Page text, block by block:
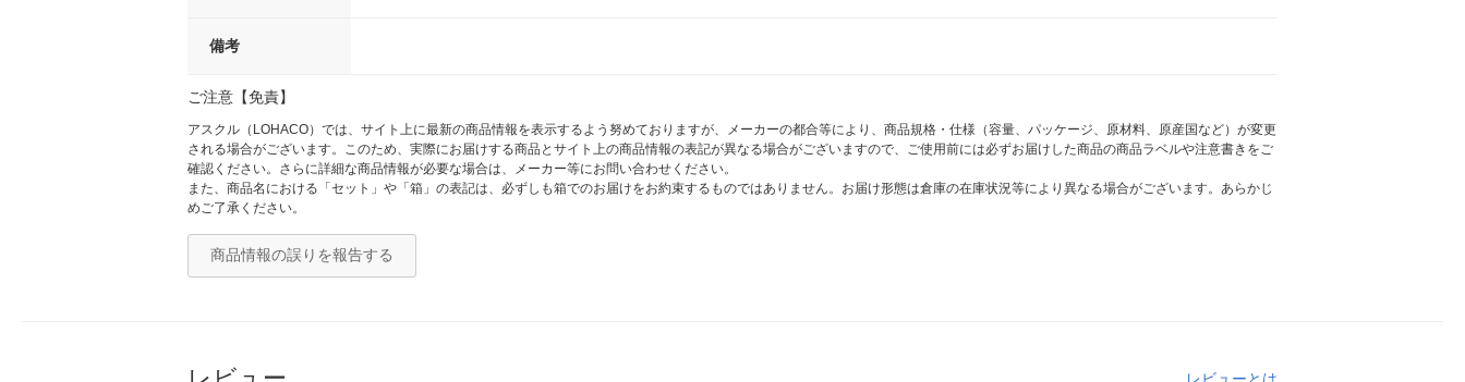
備考
ご注意【免責】
アスクル（LOHACO）では、サイト上に最新の商品情報を表示するよう努めておりますが、メーカーの都合等により、商品規格・仕様（容量、パッケージ、原材料、原産国など）が変更
される場合がございます。このため、実際にお届けする商品とサイト上の商品情報の表記が異なる場合がございますので、ご使用前には必ずお届けした商品の商品ラベルや注意書きをご
確認ください。さらに詳細な商品情報が必要な場合は、メーカー等にお問い合わせください。
また、商品名における「セット」や「箱」の表記は、必ずしも箱でのお届けをお約束するものではありません。お届け形態は倉庫の在庫状況等により異なる場合がございます。あらかじ
めご了承ください。
商品情報の誤りを報告する
レビューとは